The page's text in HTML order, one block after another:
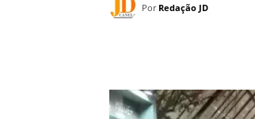
Por Redação JD